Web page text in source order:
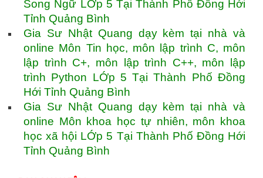
Song Ngữ LỚp 5 Tại Thành Phố Đồng Hới
Tỉnh Quảng Bình
Gia Sư Nhật Quang dạy kèm tại nhà và
online Môn Tin học, môn lập trình C, môn
lập trình C+, môn lập trình C++, môn lập
trình Python LỚp 5 Tại Thành Phố Đồng
Hới Tỉnh Quảng Bình
Gia Sư Nhật Quang dạy kèm tại nhà và
online Môn khoa học tự nhiên, môn khoa
học xã hội LỚp 5 Tại Thành Phố Đồng Hới
Tỉnh Quảng Bình